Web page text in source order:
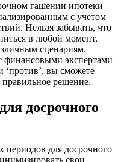
гашении ипотеки
с учетом
Нельзя забывать, что
в любой момент,
сценариям.
финансовыми экспертами
‘против’, вы сможете
решение.
досрочного
периодов для досрочного
свои